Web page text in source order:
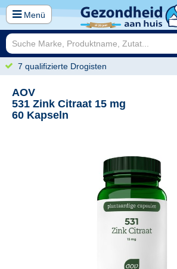
Menü
7 qualifizierte Drogisten
AOV
531 Zink Citraat 15 mg
60 Kapseln